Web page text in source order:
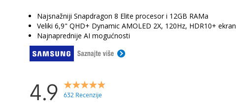
Najsnažniji Snapdragon 8 Elite procesor i 12GB RAMa
Veliki 6,9" QHD+ Dynamic AMOLED 2X, 120Hz, HDR10+ ekran
Najnaprednije AI mogućnosti
4.9 632 Recenzije